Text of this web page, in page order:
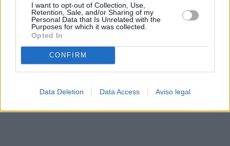
I want to opt-out of Collection, Use,
Retention, Sale, and/or Sharing of my
Personal Data that Is Unrelated with the
Purposes for which it was collected.
Opted In
CONFIRM
Data Deletion Data Access Aviso legal